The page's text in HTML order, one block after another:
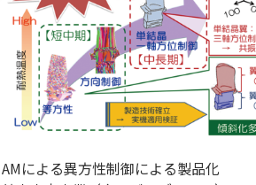
AMによる異方性制御による製品化